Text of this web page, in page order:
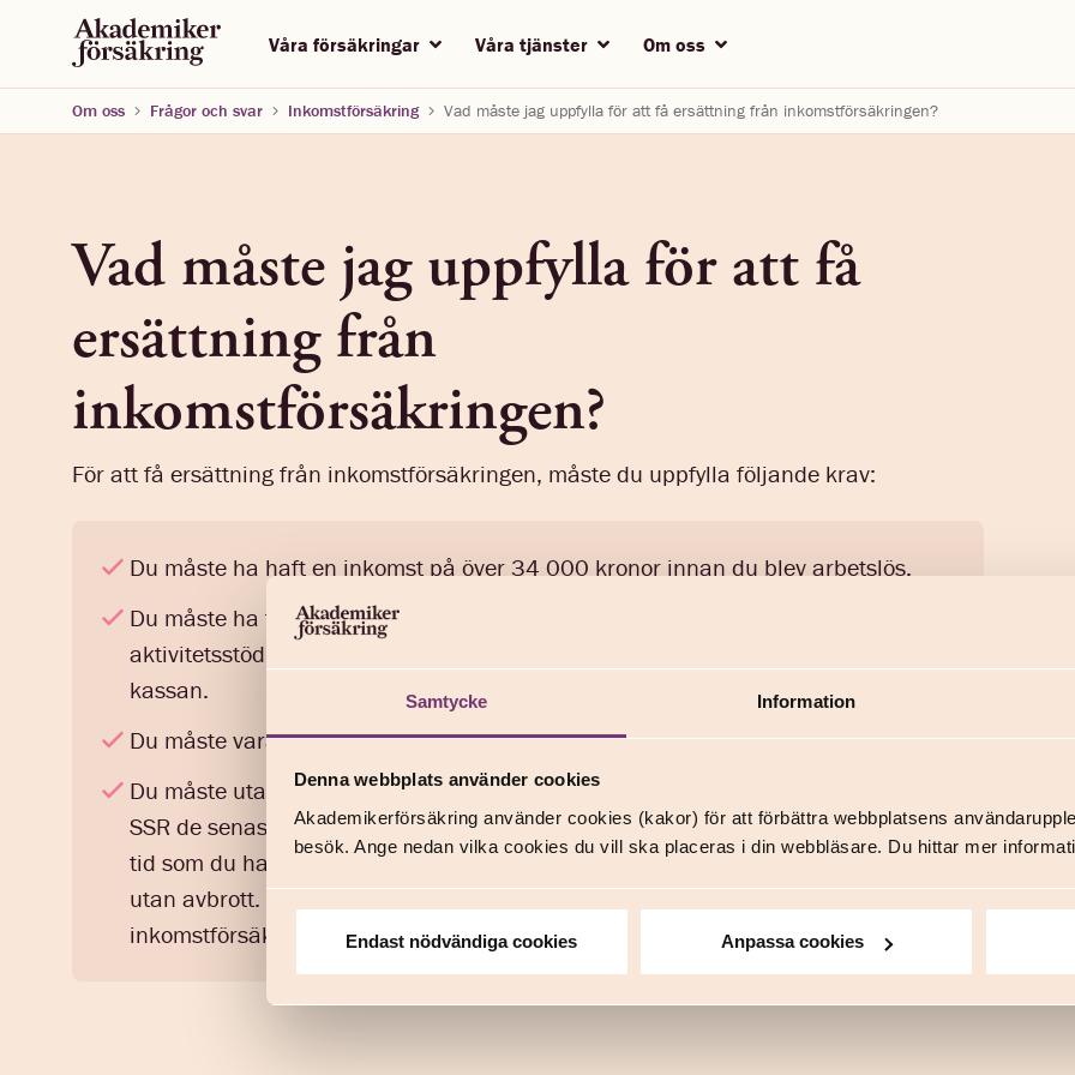
Samtycke Information
Denna webbplats använder cookies
Akademikerförsäkring använder cookies (kakor) för att förbättra webbplatsens
besök. Ange nedan vilka cookies du vill ska placeras i din webbläsare. Du hittar mer
Endast nödvändiga cookies Anpassa cookies
Våra försäkringar Våra tjänster Om oss
Om oss Frågor och svar Inkomstförsäkring Vad måste jag uppfylla för att få ersättning från inkomstförsäkringen?
Vad måste jag uppfylla för att få
ersättning från
inkomstförsäkringen?
För att få ersättning från inkomstförsäkringen, måste du uppfylla följande krav:
Du måste ha haft en inkomst på över 34 000 kronor innan du blev arbetslös.
Du måste ha fått ett beslut om beviljad ersättning från a-kassan eller ett
aktivitetsstöd från Försäkringskassan på samma nivå som ersättningen från a-
kassan.
Du måste vara yngre än riktåldern för pension, det vill säga 67 år.
Du måste utan avbrott ha varit yrkesverksam medlem i Akademikerförbundet
SSR de senaste 18 månaderna innan du blev arbetslös. Du kan tillgodoräkna dig
tid som du har varit studentmedlem, om du övergår till yrkesverksam medlem
utan avbrott. Du kan också tillgodoräkna dig tid som du har haft motsvarande
inkomstförsäkring hos ett annat förbund.